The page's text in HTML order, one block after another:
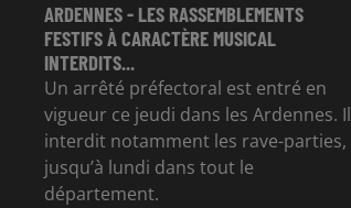
ARDENNES - LES RASSEMBLEMENTS
FESTIFS À CARACTÈRE MUSICAL
INTERDITS...
Un arrêté préfectoral est entré en
vigueur ce jeudi dans les Ardennes. Il
interdit notamment les rave-parties,
jusqu’à lundi dans tout le
département.